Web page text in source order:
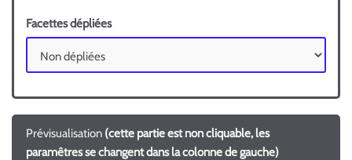
Facettes dépliées
Prévisualisation (cette partie est non cliquable, les
paramêtres se changent dans la colonne de gauche)